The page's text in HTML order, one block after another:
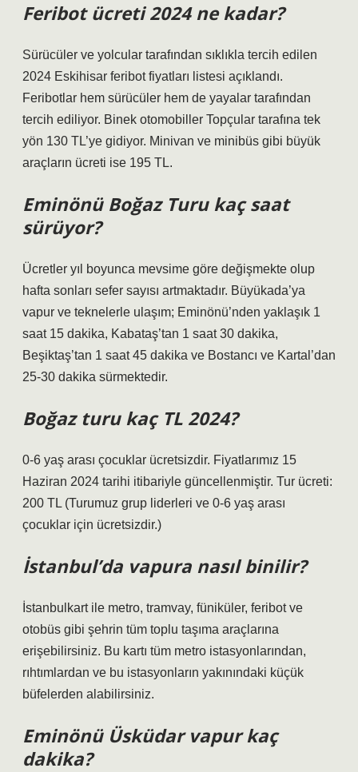
Feribot ücreti 2024 ne kadar?
Sürücüler ve yolcular tarafından sıklıkla tercih edilen
2024 Eskihisar feribot fiyatları listesi açıklandı.
Feribotlar hem sürücüler hem de yayalar tarafından
tercih ediliyor. Binek otomobiller Topçular tarafına tek
yön 130 TL’ye gidiyor. Minivan ve minibüs gibi büyük
araçların ücreti ise 195 TL.
Eminönü Boğaz Turu kaç saat
sürüyor?
Ücretler yıl boyunca mevsime göre değişmekte olup
hafta sonları sefer sayısı artmaktadır. Büyükada’ya
vapur ve teknelerle ulaşım; Eminönü’nden yaklaşık 1
saat 15 dakika, Kabataş’tan 1 saat 30 dakika,
Beşiktaş’tan 1 saat 45 dakika ve Bostancı ve Kartal’dan
25-30 dakika sürmektedir.
Boğaz turu kaç TL 2024?
0-6 yaş arası çocuklar ücretsizdir. Fiyatlarımız 15
Haziran 2024 tarihi itibariyle güncellenmiştir. Tur ücreti:
200 TL (Turumuz grup liderleri ve 0-6 yaş arası
çocuklar için ücretsizdir.)
İstanbul’da vapura nasıl binilir?
İstanbulkart ile metro, tramvay, füniküler, feribot ve
otobüs gibi şehrin tüm toplu taşıma araçlarına
erişebilirsiniz. Bu kartı tüm metro istasyonlarından,
rıhtımlardan ve bu istasyonların yakınındaki küçük
büfelerden alabilirsiniz.
Eminönü Üsküdar vapur kaç
dakika?